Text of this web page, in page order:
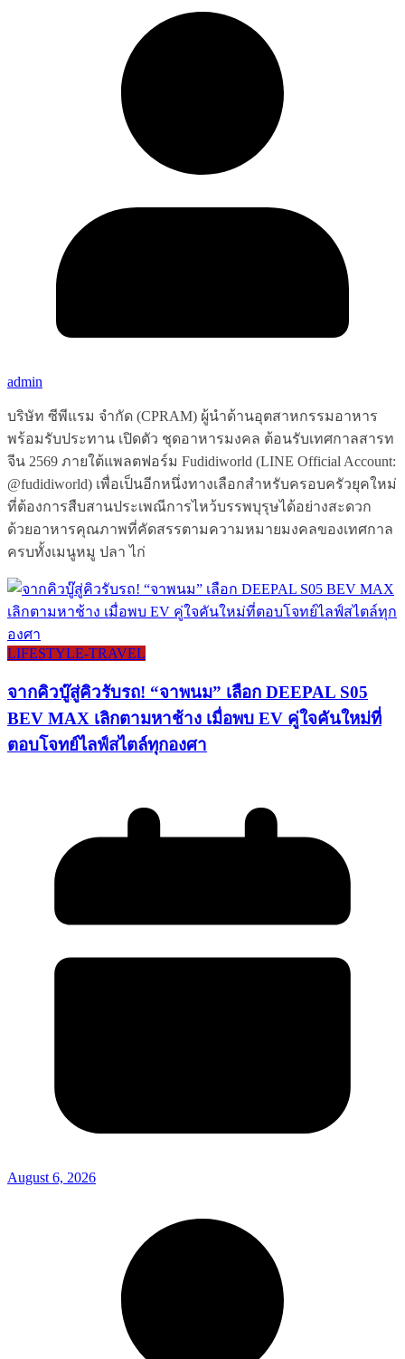
admin
บริษัท ซีพีแรม จำกัด (CPRAM) ผู้นำด้านอุตสาหกรรมอาหาร
พร้อมรับประทาน เปิดตัว ชุดอาหารมงคล ต้อนรับเทศกาลสารท
จีน 2569 ภายใต้แพลตฟอร์ม Fudidiworld (LINE Official Account:
@fudidiworld) เพื่อเป็นอีกหนึ่งทางเลือกสำหรับครอบครัวยุคใหม่
ที่ต้องการสืบสานประเพณีการไหว้บรรพบุรุษได้อย่างสะดวก
ด้วยอาหารคุณภาพที่คัดสรรตามความหมายมงคลของเทศกาล
ครบทั้งเมนูหมู ปลา ไก่
LIFESTYLE​-TRAVEL​
จากคิวบู๊สู่คิวรับรถ! “จาพนม” เลือก DEEPAL S05
BEV MAX เลิกตามหาช้าง เมื่อพบ EV คู่ใจคันใหม่ที่
ตอบโจทย์ไลฟ์สไตล์ทุกองศา
August 6, 2026